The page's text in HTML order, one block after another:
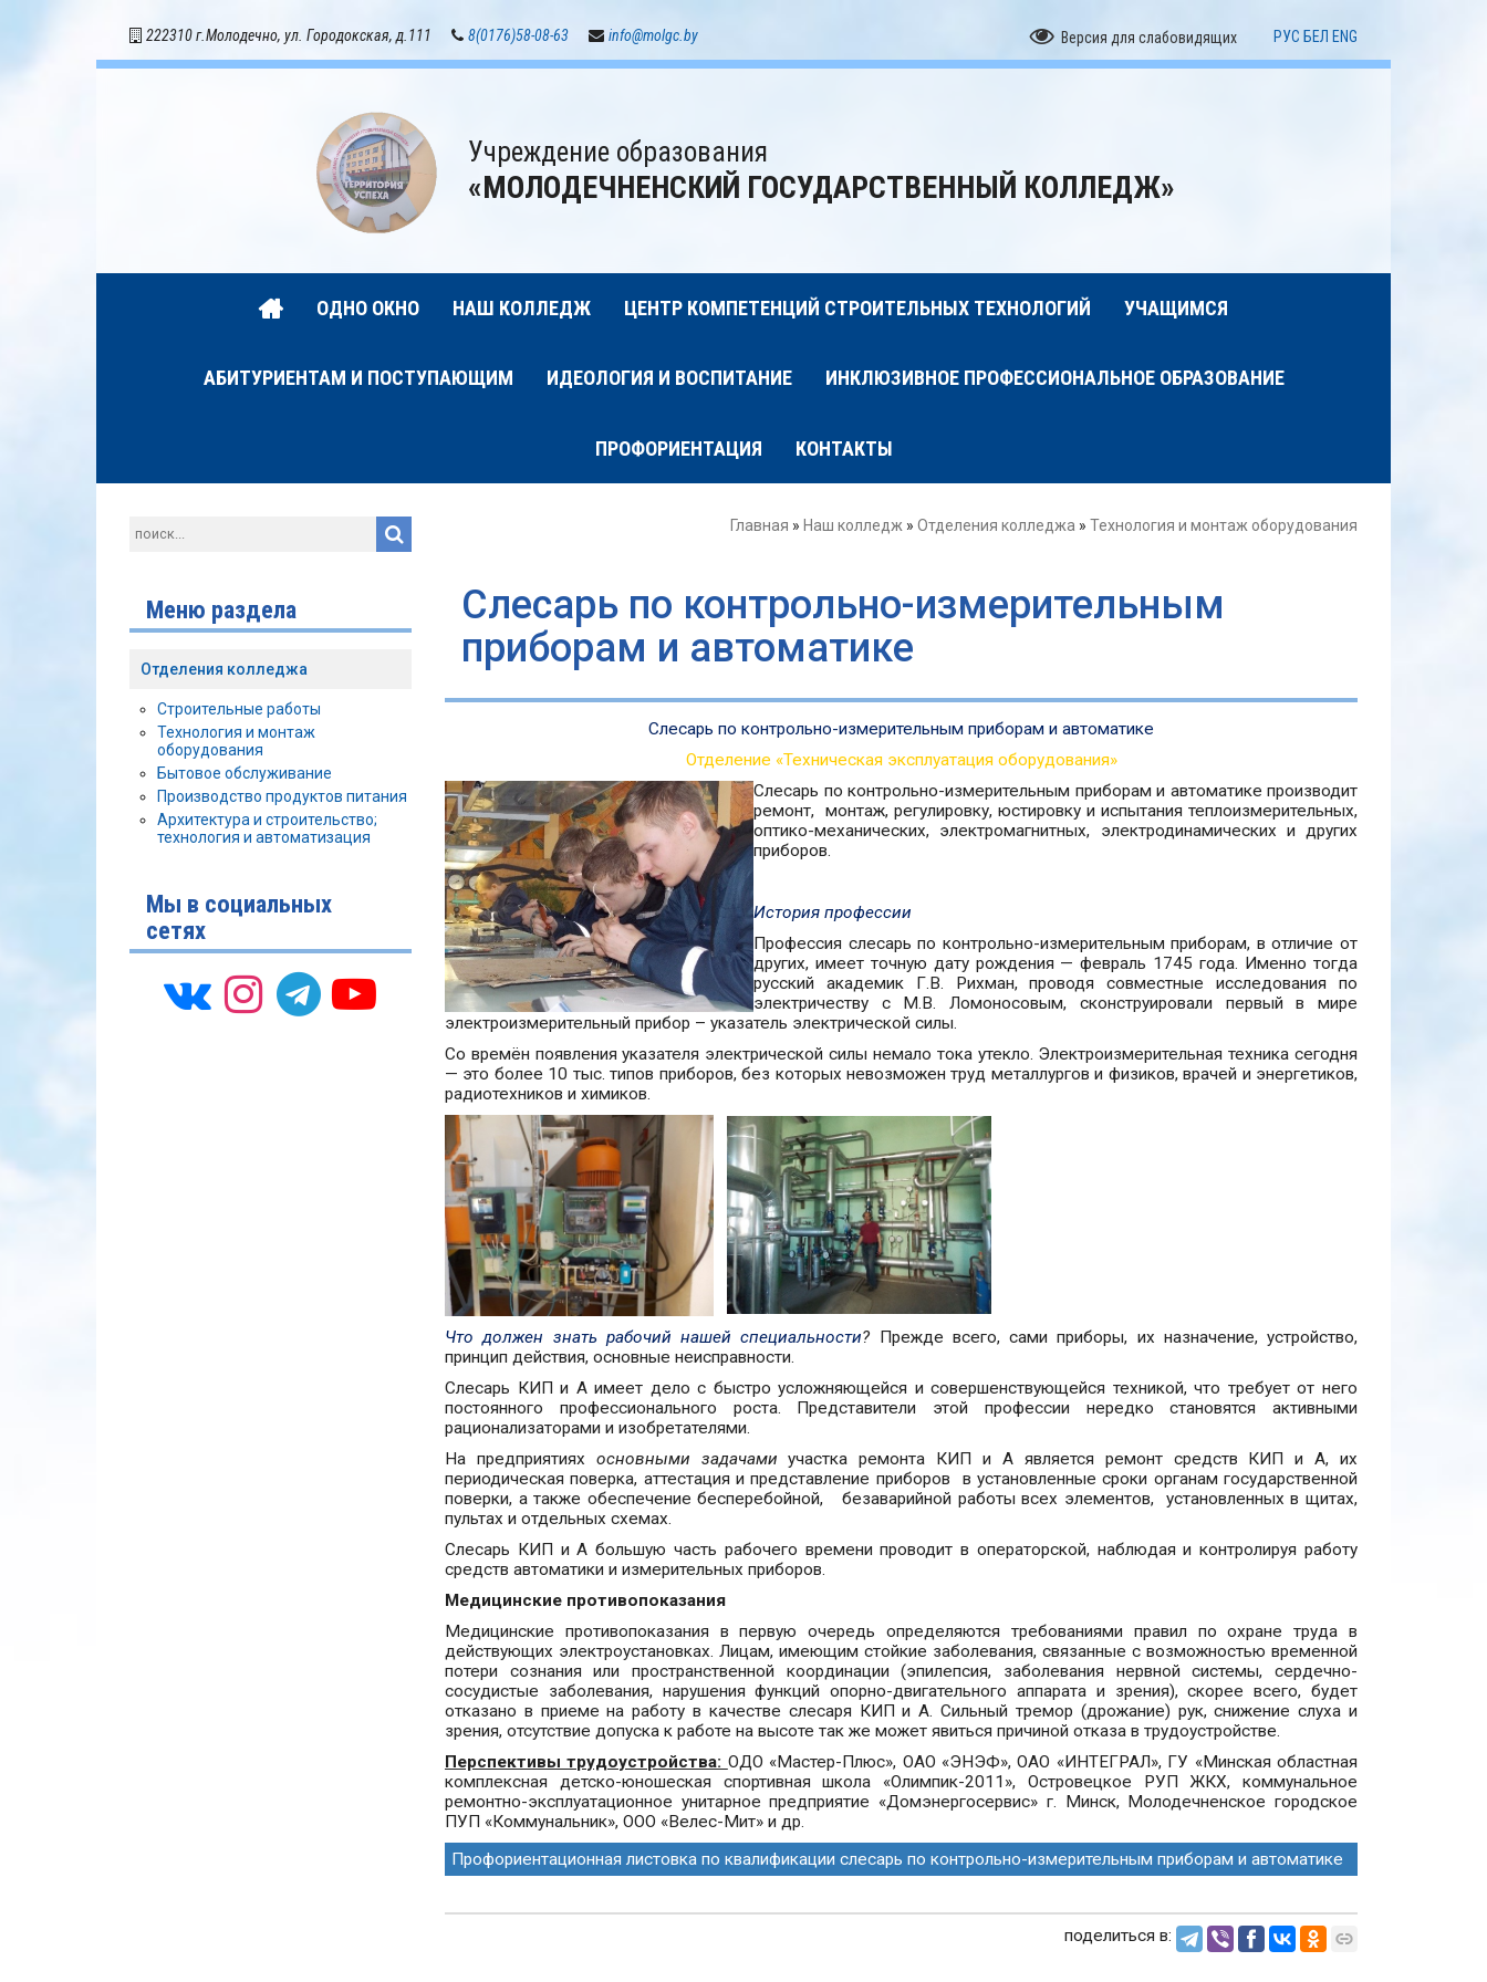
222310 г.Молодечно, ул. Городокская, д.111 8(0176)58-08-63 info@molgc.by Версия для слабовидящих РУС БЕЛ ENG
Учреждение образования
«МОЛОДЕЧНЕНСКИЙ ГОСУДАРСТВЕННЫЙ КОЛЛЕДЖ»
ОДНО ОКНО НАШ КОЛЛЕДЖ ЦЕНТР КОМПЕТЕНЦИЙ СТРОИТЕЛЬНЫХ ТЕХНОЛОГИЙ УЧАЩИМСЯ
АБИТУРИЕНТАМ И ПОСТУПАЮЩИМ ИДЕОЛОГИЯ И ВОСПИТАНИЕ ИНКЛЮЗИВНОЕ ПРОФЕССИОНАЛЬНОЕ ОБРАЗОВАНИЕ
ПРОФОРИЕНТАЦИЯ КОНТАКТЫ
Главная » Наш колледж » Отделения колледжа » Технология и монтаж оборудования
Слесарь по контрольно-измерительным
приборам и автоматике
Слесарь по контрольно-измерительным приборам и автоматике
Отделение «Техническая эксплуатация оборудования»
Слесарь по контрольно-измерительным приборам и автоматике производит
ремонт, монтаж, регулировку, юстировку и испытания теплоизмерительных,
оптико-механических, электромагнитных, электродинамических и других
приборов.
История профессии
Профессия слесарь по контрольно-измерительным приборам, в отличие от
других, имеет точную дату рождения — февраль 1745 года. Именно тогда
русский академик Г.В. Рихман, проводя совместные исследования по
электричеству с М.В. Ломоносовым, сконструировали первый в мире
электроизмерительный прибор – указатель электрической силы.
Со времён появления указателя электрической силы немало тока утекло. Электроизмерительная техника сегодня
— это более 10 тыс. типов приборов, без которых невозможен труд металлургов и физиков, врачей и энергетиков,
радиотехников и химиков.
Что должен знать рабочий нашей специальности? Прежде всего, сами приборы, их назначение, устройство,
принцип действия, основные неисправности.
Слесарь КИП и А имеет дело с быстро усложняющейся и совершенствующейся техникой, что требует от него
постоянного профессионального роста. Представители этой профессии нередко становятся активными
рационализаторами и изобретателями.
На предприятиях основными задачами участка ремонта КИП и А является ремонт средств КИП и А, их
периодическая поверка, аттестация и представление приборов в установленные сроки органам государственной
поверки, а также обеспечение бесперебойной, безаварийной работы всех элементов, установленных в щитах,
пультах и отдельных схемах.
Слесарь КИП и А большую часть рабочего времени проводит в операторской, наблюдая и контролируя работу
средств автоматики и измерительных приборов.
Медицинские противопоказания
Медицинские противопоказания в первую очередь определяются требованиями правил по охране труда в
действующих электроустановках. Лицам, имеющим стойкие заболевания, связанные с возможностью временной
потери сознания или пространственной координации (эпилепсия, заболевания нервной системы, сердечно-
сосудистые заболевания, нарушения функций опорно-двигательного аппарата и зрения), скорее всего, будет
отказано в приеме на работу в качестве слесаря КИП и А. Сильный тремор (дрожание) рук, снижение слуха и
зрения, отсутствие допуска к работе на высоте так же может явиться причиной отказа в трудоустройстве.
Перспективы трудоустройства: ОДО «Мастер-Плюс», ОАО «ЭНЭФ», ОАО «ИНТЕГРАЛ», ГУ «Минская областная
комплексная детско-юношеская спортивная школа «Олимпик-2011», Островецкое РУП ЖКХ, коммунальное
ремонтно-эксплуатационное унитарное предприятие «Домэнергосервис» г. Минск, Молодечненское городское
ПУП «Коммунальник», ООО «Велес-Мит» и др.
Профориентационная листовка по квалификации слесарь по контрольно-измерительным приборам и автоматике
поделиться в:
Меню раздела
Отделения колледжа
Строительные работы
Технология и монтаж
оборудования
Бытовое обслуживание
Производство продуктов питания
Архитектура и строительство;
технология и автоматизация
Мы в социальных
сетях